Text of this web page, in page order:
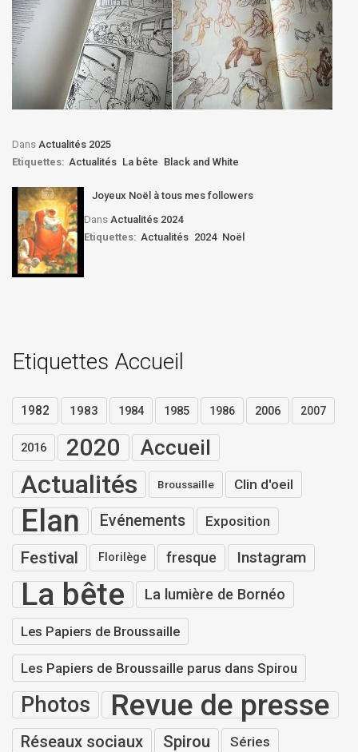
Dans Actualités 2025
Etiquettes: Actualités La bête Black and White
Joyeux Noël à tous mes followers
Dans Actualités 2024
Etiquettes: Actualités 2024 Noël
Etiquettes Accueil
1982 1983 1984 1985 1986 2006 2007
2016 2020 Accueil
Actualités Broussaille Clin d'oeil
Elan Evénements Exposition
Festival Florilège fresque Instagram
La bête La lumière de Bornéo
Les Papiers de Broussaille
Les Papiers de Broussaille parus dans Spirou
Photos Revue de presse
Réseaux sociaux Spirou Séries